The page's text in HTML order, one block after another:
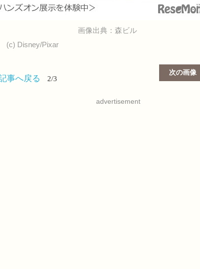
画像出典：森ビル
(c) Disney/Pixar
次の画像
事へ戻る 2/3
advertisement